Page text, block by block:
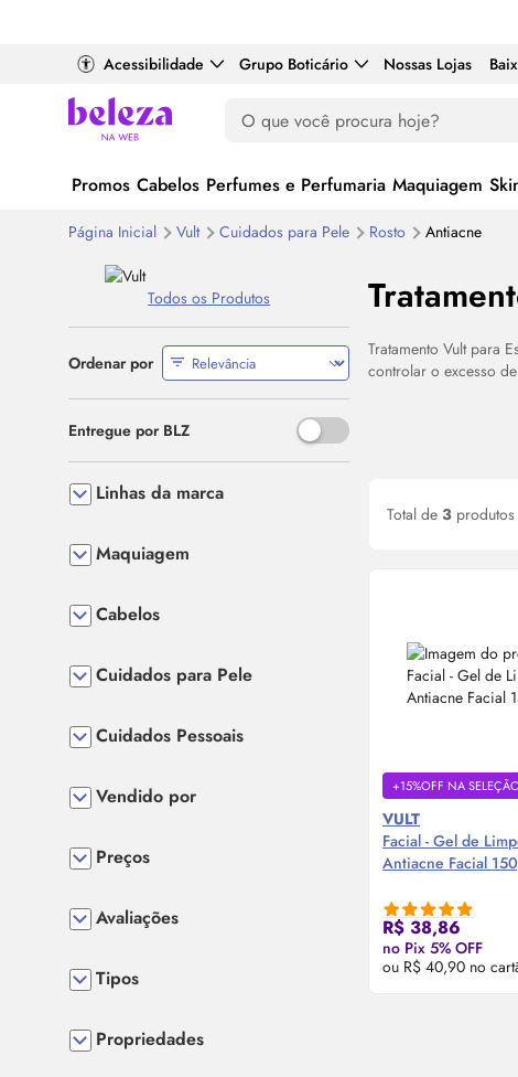
Acessibilidade Grupo Boticário Nossas Lojas
Promos Cabelos Perfumes e Perfumaria Maquiagem
Página Inicial Vult Cuidados para Pele Rosto Antiacne
Tratamento Vult para
controlar o excesso
Total de3 produtos
+15%OFF NA
VULT
Facial - Gel de
Antiacne Facial
R$ 38,86
no Pix 5% OFF
ou R$ 40,90 no
Compre
Todos os Produtos
Ordenar por
Entregue por BLZ Use o espaço ou Enter para
Linhas da marca
Maquiagem
Cabelos
Cuidados para Pele
Cuidados Pessoais
Vendido por
Preços
Avaliações
Tipos
Propriedades